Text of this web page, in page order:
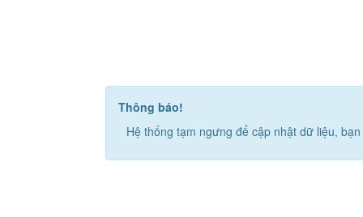
Thông báo!
Hệ thống tạm ngưng để cập nhật dữ liệu,